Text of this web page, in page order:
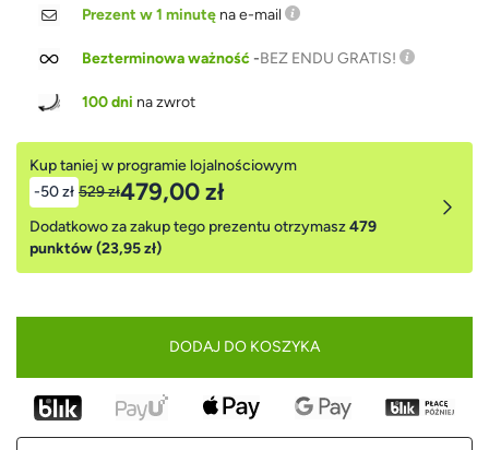
Prezent w 1 minutę na e-mail
Bezterminowa ważność-BEZ ENDU GRATIS!
100 dni na zwrot
Kup taniej w programie lojalnościowym
-50 zł 529 zł479,00 zł
Dodatkowo za zakup tego prezentu otrzymasz479
punktów (23,95 zł)
DODAJ DO KOSZYKA